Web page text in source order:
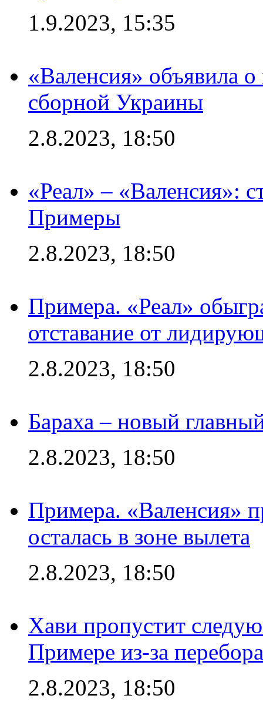
1.9.2023, 15:35
«Валенсия» объявила
сборной Украины
2.8.2023, 18:50
«Реал» – «Валенсия»:
Примеры
2.8.2023, 18:50
Примера. «Реал»
отставание от
2.8.2023, 18:50
Бараха – новый
2.8.2023, 18:50
Примера. «Валенсия»
осталась в зоне вылета
2.8.2023, 18:50
Хави пропустит
Примере из-за
2.8.2023, 18:50